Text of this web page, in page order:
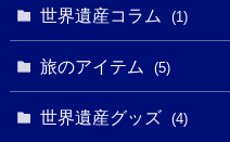
世界遺産コラム (1)
旅のアイテム (5)
世界遺産グッズ (4)